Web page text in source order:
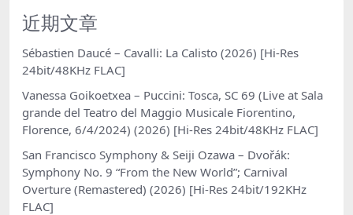
近期文章
Sébastien Daucé – Cavalli: La Calisto (2026) [Hi-Res
24bit/48KHz FLAC]
Vanessa Goikoetxea – Puccini: Tosca, SC 69 (Live at Sala
grande del Teatro del Maggio Musicale Fiorentino,
Florence, 6/4/2024) (2026) [Hi-Res 24bit/48KHz FLAC]
San Francisco Symphony & Seiji Ozawa – Dvořák:
Symphony No. 9 “From the New World”; Carnival
Overture (Remastered) (2026) [Hi-Res 24bit/192KHz
FLAC]